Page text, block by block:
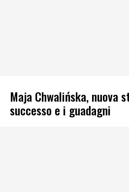
Maja Chwalińska, nuova
successo e i guadagni